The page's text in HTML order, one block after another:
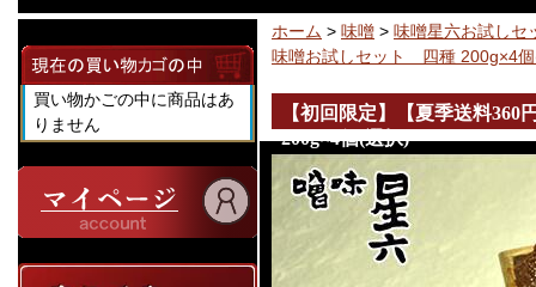
買い物かごの中に商品はあ
りません
ホーム > 味噌 > 味噌星六お試しセ
味噌お試しセット 四種 200g×4
【初回限定】【夏季送料
200g×4個(選択)